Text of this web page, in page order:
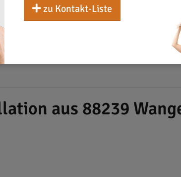
aus 88239
zu Kontakt-Liste